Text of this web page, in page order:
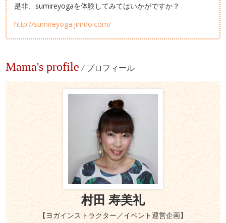
是非、sumireyogaを体験してみてはいかがですか？
http://sumireyoga.jimdo.com/
Mama's profile / プロフィール
村田 寿美礼
【ヨガインストラクター／イベント運営企画】